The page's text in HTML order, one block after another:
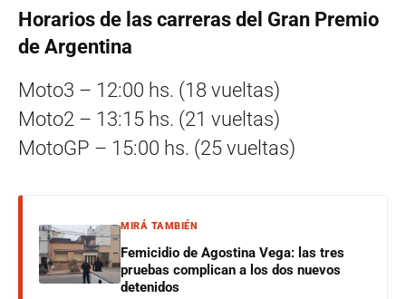
Horarios de las carreras del Gran Premio
de Argentina
Moto3 – 12:00 hs. (18 vueltas)
Moto2 – 13:15 hs. (21 vueltas)
MotoGP – 15:00 hs. (25 vueltas)
MIRÁ TAMBIÉN
Femicidio de Agostina Vega: las tres
pruebas complican a los dos nuevos
detenidos